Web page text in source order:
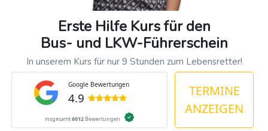
Erste Hilfe Kurs für den
Bus- und LKW-Führerschein
In unserem Kurs für nur 9 Stunden zum Lebensretter!
TERMINE
ANZEIGEN